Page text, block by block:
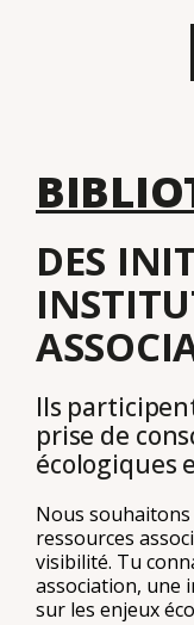
DES
Ils
prise de
écologiques
Nous
ressources
visibilité. Tu
association, une
sur les enjeux